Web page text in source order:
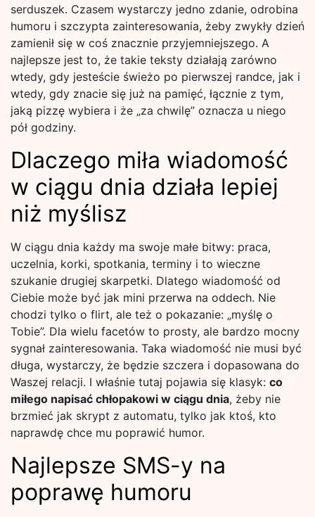
serduszek. Czasem wystarczy jedno zdanie, odrobina
humoru i szczypta zainteresowania, żeby zwykły dzień
zamienił się w coś znacznie przyjemniejszego. A
najlepsze jest to, że takie teksty działają zarówno
wtedy, gdy jesteście świeżo po pierwszej randce, jak i
wtedy, gdy znacie się już na pamięć, łącznie z tym,
jaką pizzę wybiera i że „za chwilę” oznacza u niego
pół godziny.
Dlaczego miła wiadomość
w ciągu dnia działa lepiej
niż myślisz
W ciągu dnia każdy ma swoje małe bitwy: praca,
uczelnia, korki, spotkania, terminy i to wieczne
szukanie drugiej skarpetki. Dlatego wiadomość od
Ciebie może być jak mini przerwa na oddech. Nie
chodzi tylko o flirt, ale też o pokazanie: „myślę o
Tobie”. Dla wielu facetów to prosty, ale bardzo mocny
sygnał zainteresowania. Taka wiadomość nie musi być
długa, wystarczy, że będzie szczera i dopasowana do
Waszej relacji. I właśnie tutaj pojawia się klasyk: co
miłego napisać chłopakowi w ciągu dnia, żeby nie
brzmieć jak skrypt z automatu, tylko jak ktoś, kto
naprawdę chce mu poprawić humor.
Najlepsze SMS-y na
poprawę humoru